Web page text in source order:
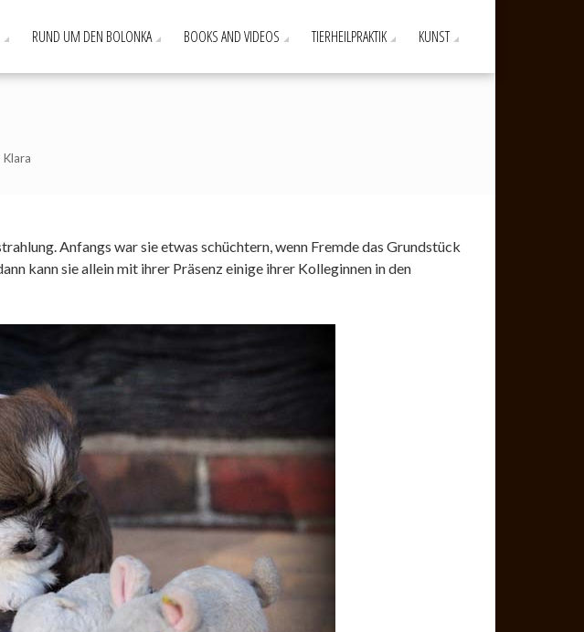
RUND UM DEN BOLONKA BOOKS AND VIDEOS TIERHEILPRAKTIK KUNST
Klara
Anfangs war sie etwas schüchtern, wenn Fremde das Grundstück
kann sie allein mit ihrer Präsenz einige ihrer Kolleginnen in den